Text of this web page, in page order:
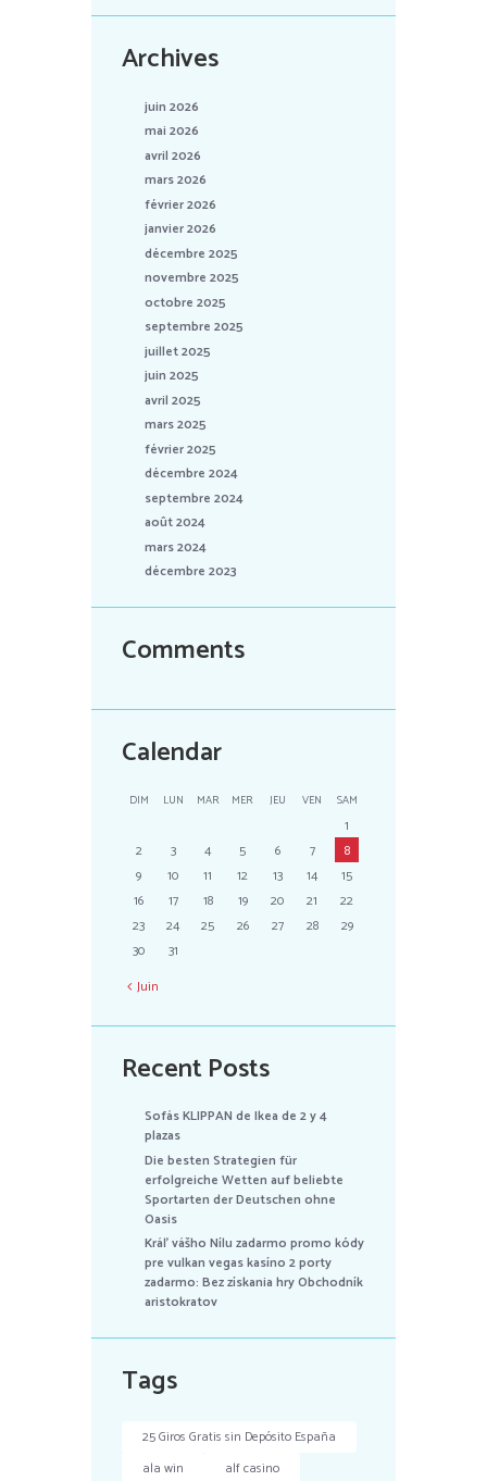
Archives
juin 2026
mai 2026
avril 2026
mars 2026
février 2026
janvier 2026
décembre 2025
novembre 2025
octobre 2025
septembre 2025
juillet 2025
juin 2025
avril 2025
mars 2025
février 2025
décembre 2024
septembre 2024
août 2024
mars 2024
décembre 2023
Comments
Calendar
DIM LUN MAR MER JEU VEN SAM
1
2
3 4 5 6 7
8
9
10 11 12 13 14
15
16
17 18 19 20 21
22
23
24 25 26 27 28
29
30
31
Juin
Recent Posts
Sofás KLIPPAN de Ikea de 2 y 4
plazas
Die besten Strategien für
erfolgreiche Wetten auf beliebte
Sportarten der Deutschen ohne
Oasis
Kráľ vášho Nílu zadarmo promo kódy
pre vulkan vegas kasíno 2 porty
zadarmo: Bez získania hry Obchodník
aristokratov
Tags
25 Giros Gratis sin Depósito España
ala win
alf casino